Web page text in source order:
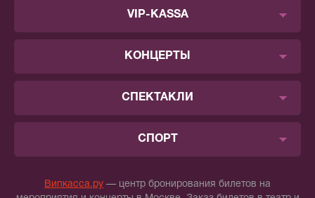
VIP-KASSA
КОНЦЕРТЫ
СПЕКТАКЛИ
СПОРТ
Випкасса.ру — центр бронирования билетов на